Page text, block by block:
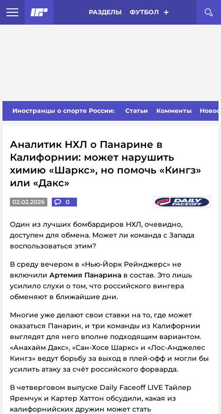
РАЗДЕЛЫ ФУТБОЛ
Иностранцы о спорте России: Статьи Комменты
Аналитик НХЛ о Панарине в
Калифорнии: может нарушить
химию «Шаркс», но помочь «Кингз»
или «Дакс»
02.02.2026 0
Один из лучших бомбардиров НХЛ, очевидно,
доступен для обмена. Может ли команда с Запада
воспользоваться этим?
В среду вечером в «Нью-Йорк Рейнджерс» не
включили Артемия Панарина в состав. Это лишь
усилило слухи о том, что российского вингера
обменяют в ближайшие дни.
Многие уже делают свои ставки на то, где может
оказаться Панарин, и три команды из Калифорнии
выглядят для него вполне подходящим вариантом.
«Анахайм Дакс», «Сан-Хосе Шаркс» и «Лос-Анджелес
Кингз» ведут борьбу за выход в плей-офф и могли бы
усилить атаку за счёт российского форварда.
В четверговом выпуске Daily Faceoff LIVE Тайлер
Яремчук и Картер Хаттон обсудили, какая из
калифорнийских дружин может стать